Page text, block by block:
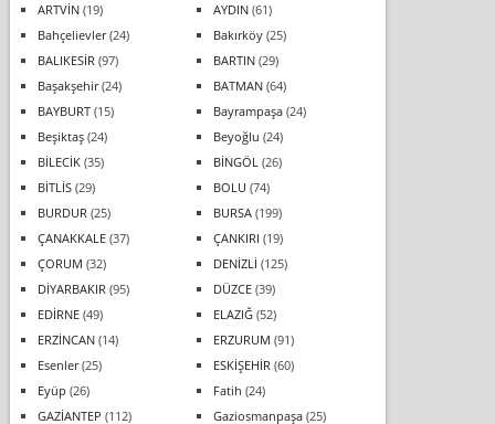
ARTVİN(19) AYDIN(61)
Bahçelievler(24) Bakırköy(25)
BALIKESİR (97) BARTIN(29)
Başakşehir(24) BATMAN(64)
BAYBURT(15) Bayrampaşa(24)
Beşiktaş(24) Beyoğlu (24)
BİLECİK(35) BİNGÖL (26)
BİTLİS(29) BOLU (74)
BURDUR (25) BURSA(199)
ÇANAKKALE(37) ÇANKIRI (19)
ÇORUM (32) DENİZLİ (125)
DİYARBAKIR (95) DÜZCE(39)
EDİRNE(49) ELAZIĞ(52)
ERZİNCAN(14) ERZURUM (91)
Esenler(25) ESKİŞEHİR (60)
Eyüp (26) Fatih (24)
GAZİANTEP (112) Gaziosmanpaşa(25)